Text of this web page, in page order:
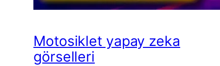
Motosiklet yapay zeka
görselleri